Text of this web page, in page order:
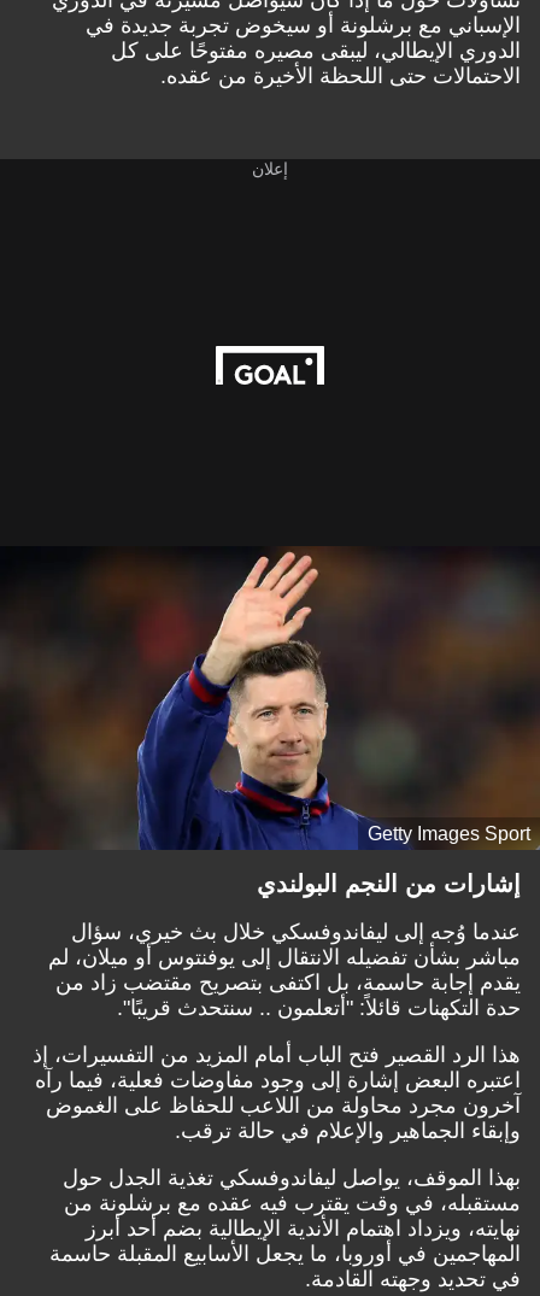
مع برشلونة أو سيخوض تجربة جديدة في
الإيطالي، ليبقى مصيره مفتوحًا على كل
حتى اللحظة الأخيرة من عقده.
Getty
من النجم البولندي
وُجه إلى ليفاندوفسكي خلال بث خيري، سؤال
بشأن تفضيله الانتقال إلى يوفنتوس أو ميلان، لم
إجابة حاسمة، بل اكتفى بتصريح مقتضب زاد من
قائلاً: "أتعلمون .. سنتحدث قريبًا".
القصير فتح الباب أمام المزيد من التفسيرات، إذ
البعض إشارة إلى وجود مفاوضات فعلية، فيما رآه
مجرد محاولة من اللاعب للحفاظ على الغموض
الجماهير والإعلام في حالة ترقب.
يواصل ليفاندوفسكي تغذية الجدل حول
في وقت يقترب فيه عقده مع برشلونة من
ويزداد اهتمام الأندية الإيطالية بضم أحد أبرز
في أوروبا، ما يجعل الأسابيع المقبلة حاسمة
وجهته القادمة.